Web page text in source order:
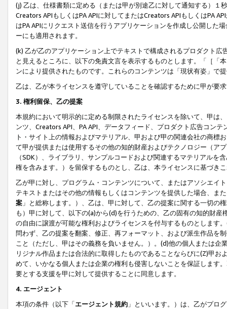
(j) 乙は、仕様書類に定める（または甲が別途乙に対して通知する）
Creators APIもしくはPA APIに対してまたはCreators APIもしくはPA
はPA APIにリクエスト送信を行うアプリケーションを作成し公開した
ーにも適用されます。
(k) 乙が乙のアプリケーション上でテキストで構成されるプロダクト
と見えるところに、以下の免責文言を表示するものとします。「［「
ンにより提供されたものです。これらのコンテンツは「現状有姿」で
乙は、乙が本ライセンスを遵守していることを確認するために甲が要
3. 権利留保、乙の提案
本規約において明示的に定める制限されたライセンスを除いて、甲は
ンツ、Creators API、PA API、データフィード、プロダクト広告コン
ト・サイト上の情報およびマテリアル、甲および甲の関連会社の商
て甲が提供または使用するその他の知的財産およびテクノロジー（ア
（SDK）、ライブラリ、サンプルコードおよび関連するマテリアル
権を含みます。）を留保するものとし、乙は、本ライセンスに基づき
乙が甲に対し、プログラム・コンテンツについて、またはアソシエイ
テキストまたはその他の情報もしくはコンテンツを提供した場合、ま
案 」と総称します。）、乙は、甲に対して、乙の提案に関する一切
も）甲に対して、以下の(a)から(d)を行うための、乙の固有の知的財
の自由に譲渡が可能な権利およびライセンスを付与するものとします
問わず、乙の提案を翻案、修正、再フォーマット、および派生作品を
こと（ただし、甲はその義務を負いません。）。(d)他の個人または
リジナル作品または合法的に取得したものであることならびに(Z)甲
めて、いかなる個人または企業の権利も侵害しないことを保証します
要とする支援を甲に対して提供することに同意します。
4. エージェント
本項の条件（以下「エージェント規約 」といいます。）は、乙がプロ